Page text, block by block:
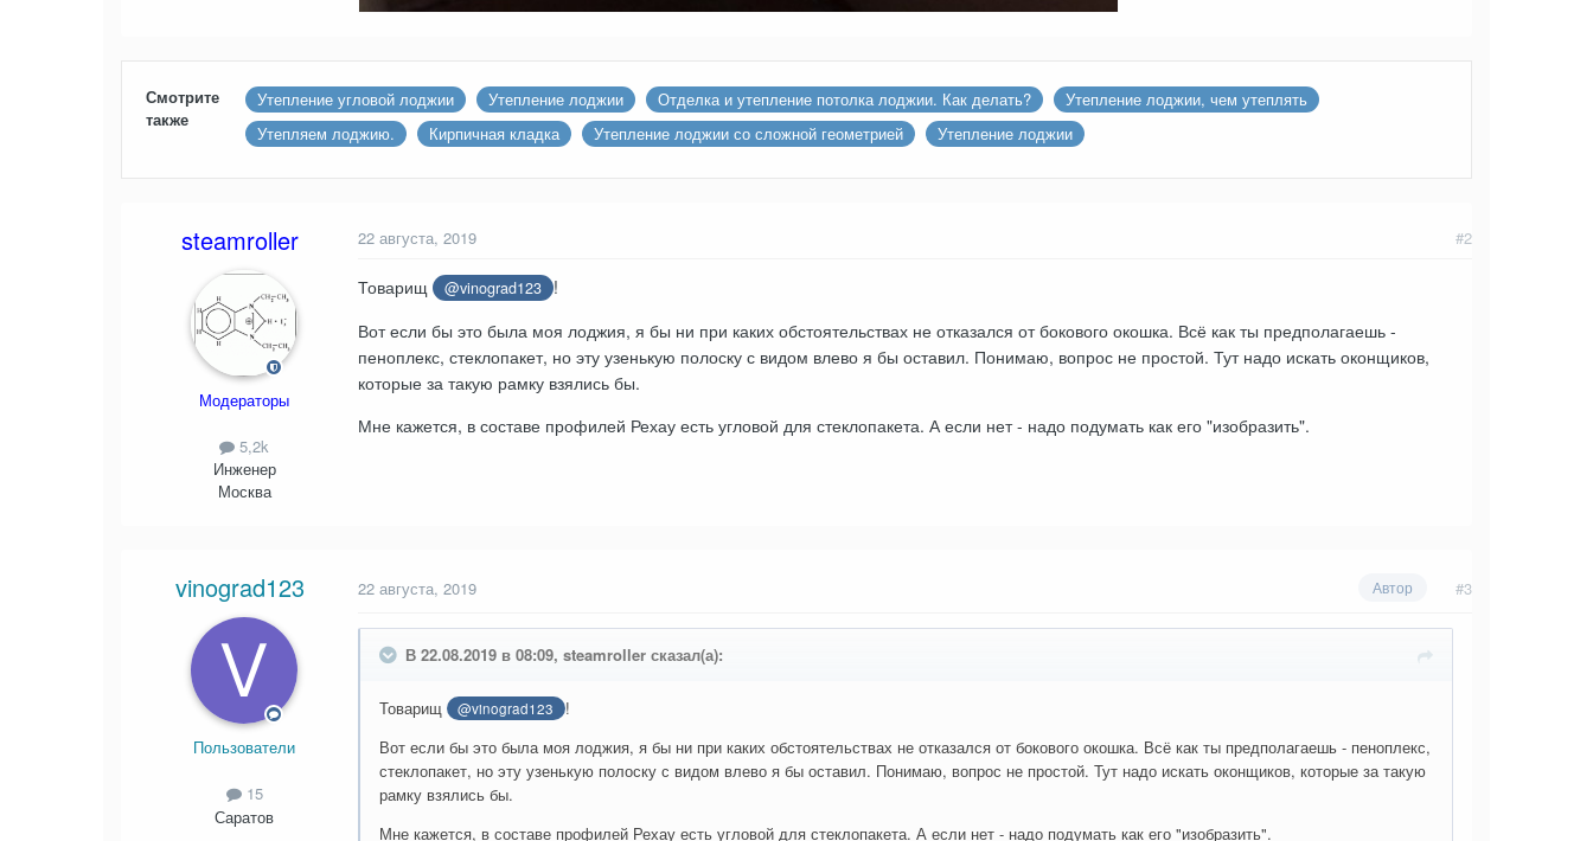
Смотрите
также
Утепление угловой лоджии Утепление лоджии Отделка и утепление потолка лоджии. Как делать?
Утепление лоджии, чем утеплять
Утепляем лоджию.
Кирпичная кладка Утепление лоджии со сложной геометрией Утепление лоджии
steamroller
Модераторы
5,2k
Инженер
Москва
#2
22 августа, 2019
Товарищ @vinograd123
!
Вот если бы это была моя лоджия, я бы ни при каких обстоятельствах не отказался от бокового окошка. Всё как ты предполагаешь -
пеноплекс, стеклопакет, но эту узенькую полоску с видом влево я бы оставил. Понимаю, вопрос не простой. Тут надо искать оконщиков,
которые за такую рамку взялись бы.
Мне кажется, в составе профилей Рехау есть угловой для стеклопакета. А если нет - надо подумать как его "изобразить".
vinograd123
Пользователи
15
Саратов
Автор #3
22 августа, 2019
В 22.08.2019 в 08:09, steamroller сказал(а):
Товарищ @vinograd123
!
Вот если бы это была моя лоджия, я бы ни при каких обстоятельствах не отказался от бокового окошка. Всё как ты предполагаешь - пеноплекс,
стеклопакет, но эту узенькую полоску с видом влево я бы оставил. Понимаю, вопрос не простой. Тут надо искать оконщиков, которые за такую
рамку взялись бы.
Мне кажется, в составе профилей Рехау есть угловой для стеклопакета. А если нет - надо подумать как его "изобразить".